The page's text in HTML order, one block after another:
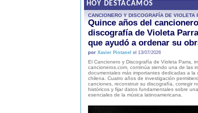
HOY DESTACAMOS
CANCIONERO Y DISCOGRAFÍA DE VIOLETA
Quince años del
discografía de Violeta
que ayudó a ordenar su
por Xavier Pintanel el 13/07/2026
El Cancionero y Discografía de Violeta Parra,
cancioneros.com, continúa siendo una de las
documentales más importantes dedicadas a la
chilena. Cuatro años de investigación
canciones, reconstruir su discografía, corregir
históricos y fijar datos fundamentales sobre
esenciales de la música latinoamericana.